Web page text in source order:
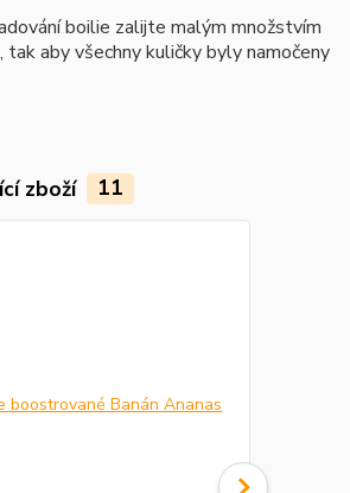
boilie zalijte malým množstvím
aby všechny kuličky byly namočeny
zboží 11